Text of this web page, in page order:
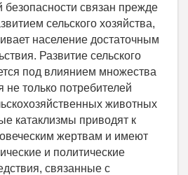
безопасности связан прежде
сельского хозяйства,
население достаточным
Развитие сельского
под влиянием множества
не только потребителей
животных
катаклизмы приводят к
жертвам и имеют
и политические
связанные с